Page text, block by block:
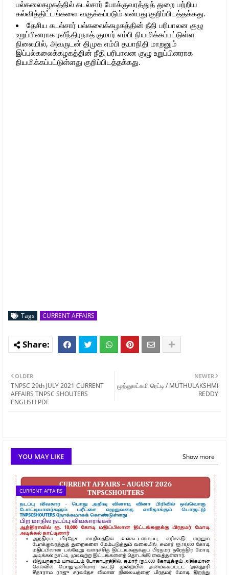
பல்கலைகழகத்தில் கடல்சார் போக்குவரத்துத் துறை பற்றிய
கல்வித்திட்டங்களை வகுக்கப்படும் என்பது குறிப்பிடத்தக்கது.
தேசிய கடல்சார் பல்கலைக்கழகத்தின் நீதி பரிபாலன குழு
உறுப்பினராக ரவீந்திரநாத் குமார் எம்பி நியமிக்கப்பட்டுள்ள
நிலையில், அவருடன் திமுக எம்பி தயாநிதி மாறனும்
இப்பல்கலைக்கழகத்தின் நீதி பரிபாலன குழு உறுப்பினராக
நியமிக்கப்பட்டுள்ளது குறிப்பிடத்தக்கது.
Tags CURRENT AFFAIRS
NEWER
முத்துலட்சுமி ரெட்டி / MUTHULAKSHMI
REDDY
OLDER
TNPSC 29th JULY 2021 CURRENT
AFFAIRS TNPSC SHOUTERS
ENGLISH PDF
YOU MAY LIKE Show more
CURRENT AFFAIRS